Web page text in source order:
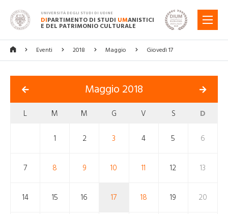
UNIVERSITÀ DEGLI STUDI DI UDINE
DIPARTIMENTO DI STUDI UMANISTICI
E DEL PATRIMONIO CULTURALE
MENU
Eventi 2018 Maggio Giovedì 17
Maggio 2018
L M M G V S D
1 2 3 4 5 6
7 8 9 10 11 12 13
14 15 16 17 18 19 20